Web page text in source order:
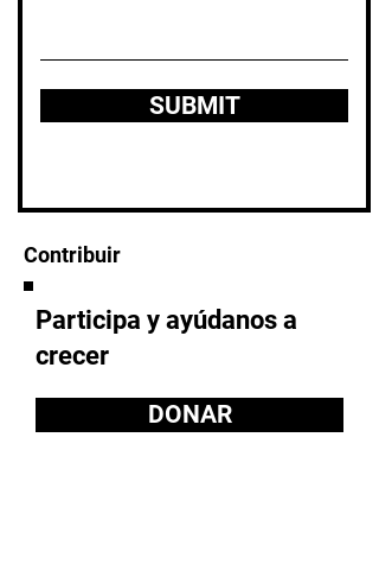
SUBMIT
Contribuir
Participa y ayúdanos a
crecer
DONAR